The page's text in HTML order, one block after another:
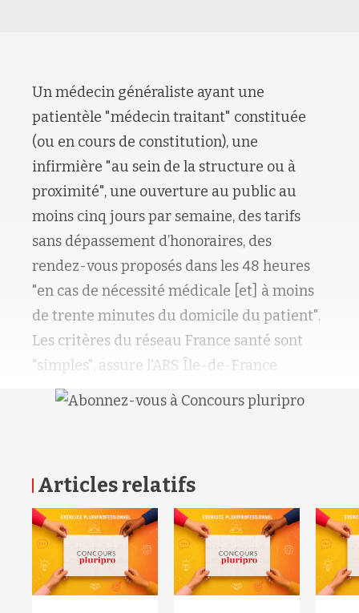
Un médecin généraliste ayant une
patientèle "médecin traitant" constituée
(ou en cours de constitution), une
infirmière "au sein de la structure ou à
proximité", une ouverture au public au
moins cinq jours par semaine, des tarifs
sans dépassement d’honoraires, des
rendez-vous proposés dans les 48 heures
"en cas de nécessité médicale [et] à moins
de trente minutes du domicile du patient".
Les critères du réseau France santé sont
"simples", assure l'ARS Île-de-France
Articles relatifs RETOUR HAUT DE PAGE